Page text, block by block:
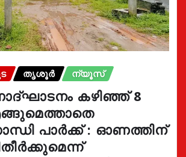
തൃശൂർ ന്യൂസ്
കഴിഞ്ഞ് 8
പാർക്ക് : ഓണത്തിന്